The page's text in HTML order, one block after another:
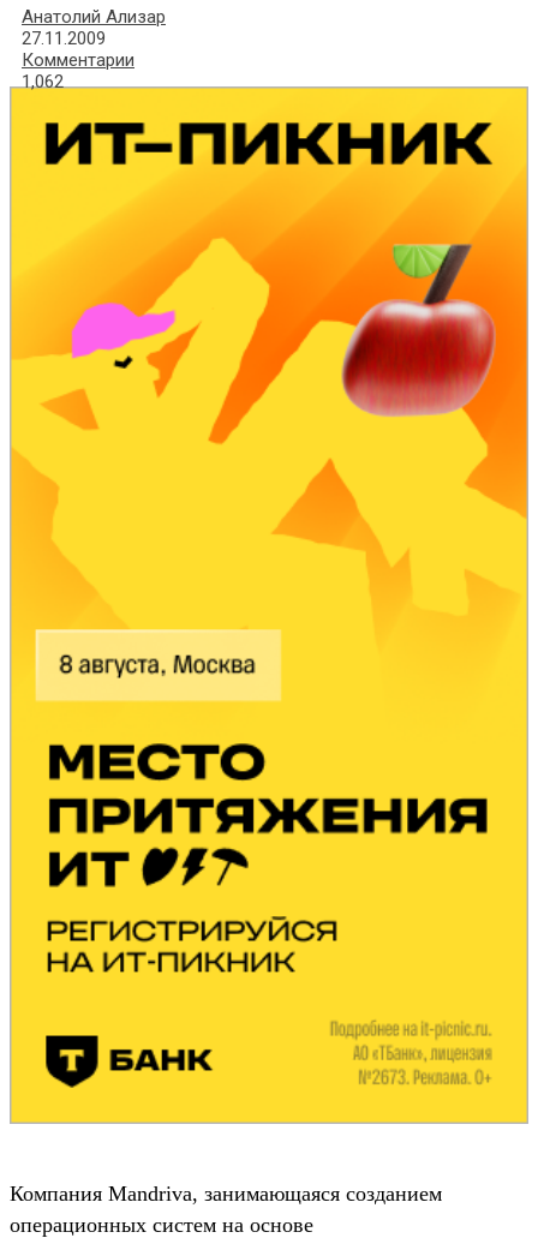
Анатолий Ализар
27.11.2009
Комментарии
1,062
Компания Mandriva, занимающаяся созданием
операционных систем на основе